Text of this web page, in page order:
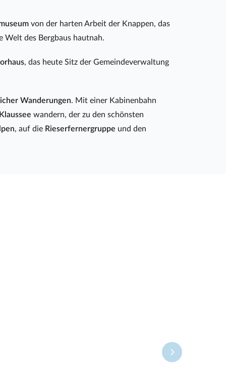
von der harten Arbeit der Knappen, das
Welt des Bergbaus hautnah.
, das heute Sitz der Gemeindeverwaltung
Wanderungen. Mit einer Kabinenbahn
wandern, der zu den schönsten
, auf die Rieserfernergruppe und den